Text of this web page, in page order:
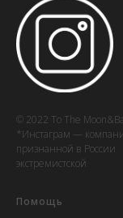
© 2022 To The
*Инстаграм —
признанной в России
экстремистской
Помощь